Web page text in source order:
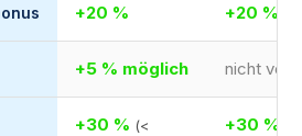
+20 % +20 %
+5 % möglich nicht
+30 % (<
+30 %